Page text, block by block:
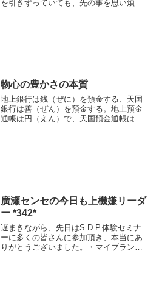
を引きずっていても、先の事を思い煩っ
物心の豊かさの本質
地上銀行は銭（ぜに）を預金する、天国
銀行は善（ぜん）を預金する。地上預金
通帳は円（えん）で、天国預金通帳は縁
廣瀬センセの今日も上機嫌リーダ
ー *342*
遅まきながら、先日はS.D.P.体験セミナ
ーに多くの皆さんに参加頂き、本当にあ
りがとうございました。・マイブランド